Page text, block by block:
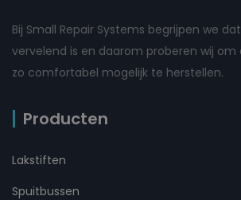
Bij Small Repair Systems begrijpen we
vervelend is en daarom proberen wij om
zo comfortabel mogelijk te herstellen.
Producten
Lakstiften
Spuitbussen